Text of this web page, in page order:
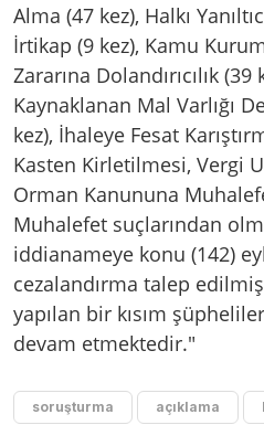
Alma (47 kez), Halkı
İrtikap (9 kez), Kamu
Zararına Dolandırıcılık (39
Kaynaklanan Mal Varlığı
kez), İhaleye Fesat
Kasten Kirletilmesi, Vergi
Orman Kanununa
Muhalefet suçlarından
iddianameye konu (142)
cezalandırma talep
yapılan bir kısım
devam etmektedir."
soruşturma açıklama